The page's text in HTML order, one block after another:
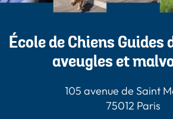
École de Chiens Guides
aveugles et
105 avenue de Saint
75012 Paris